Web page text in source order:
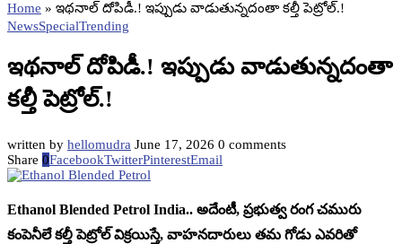
Home » ఇథనాల్ దోపిడీ.! ఇప్పుడు వాడుతున్నదంతా కల్తీ పెట్రోల్.!
NewsSpecialTrending
ఇథనాల్ దోపిడీ.! ఇప్పుడు వాడుతున్నదంతా
కల్తీ పెట్రోల్.!
written by hellomudra June 17, 2026 0 comments
Share 0FacebookTwitterPinterestEmail
Ethanol Blended Petrol India.. అదేంటీ, ప్రభుత్వ రంగ చమురు
కంపెనీలే కల్తీ పెట్రోల్ విక్రయిస్తే, వాహనదారులు తమ గోడు ఎవరితో